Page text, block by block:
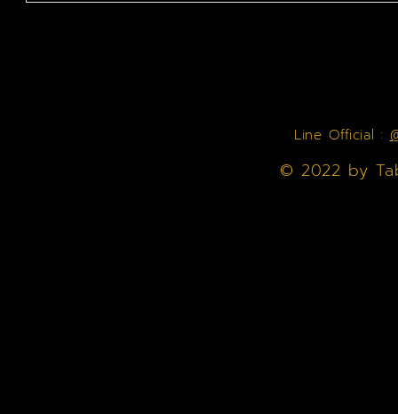
Line Official :
© 2022 by